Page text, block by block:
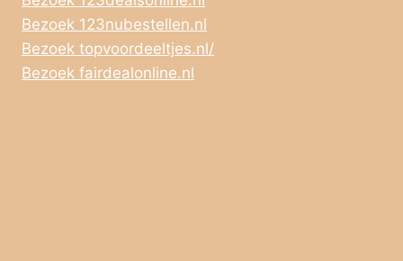
Bezoek 123nubestellen.nl
Bezoek topvoordeeltjes.nl/
Bezoek fairdealonline.nl